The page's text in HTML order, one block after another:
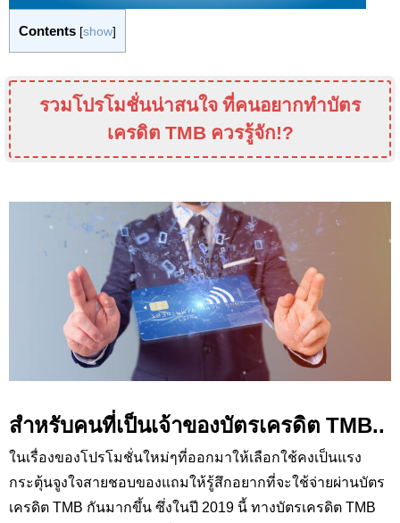
Contents [show]
รวมโปรโมชั่นน่าสนใจ ที่คนอยากทำบัตร
เครดิต TMB ควรรู้จัก!?
สำหรับคนที่เป็นเจ้าของบัตรเครดิต TMB..
ในเรื่องของโปรโมชั่นใหม่ๆที่ออกมาให้เลือกใช้คงเป็นแรง
กระตุ้นจูงใจสายชอบของแถมให้รู้สึกอยากที่จะใช้จ่ายผ่านบัตร
เครดิต TMB กันมากขึ้น ซึ่งในปี 2019 นี้ ทางบัตรเครดิต TMB